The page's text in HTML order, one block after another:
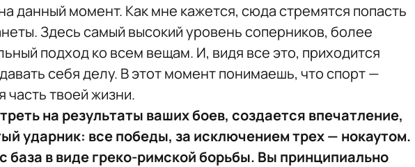
данный момент. Как мне кажется, сюда стремятся попасть
Здесь самый высокий уровень соперников, более
подход ко всем вещам. И, видя все это, приходится
себя делу. В этот момент понимаешь, что спорт —
твоей жизни.
на результаты ваших боев, создается впечатление,
ударник: все победы, за исключением трех — нокаутом.
база в виде греко-римской борьбы. Вы принципиально